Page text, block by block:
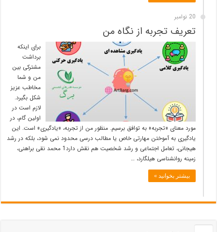
20 نوامبر
تعریف تجربه از نگاه من
برای اینکه
برداشت
مشترکی بین
من و شما
مخاطب عزیز
شکل بگیرد.
لازم است در
اولین گام، در
مورد معنای «تجربه» به توافق برسیم. منظور من از تجربه، «یادگیری» است. این
یادگیری به آموختن مهارتی خاص یا مطالب درسی محدود نمی شود، بلکه در رشد
هیجانی، تعامل اجتماعی و رشد شخصیت هم نقش دارد1 محمد نقی براهنی،
زمینه روانشناسی هیلگارد، …
بیشتر بخوانید »